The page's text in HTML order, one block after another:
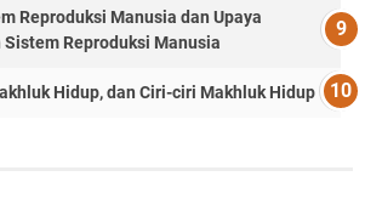
Reproduksi Manusia dan Upaya
Reproduksi Manusia
Hidup, dan Ciri-ciri Makhluk Hidup